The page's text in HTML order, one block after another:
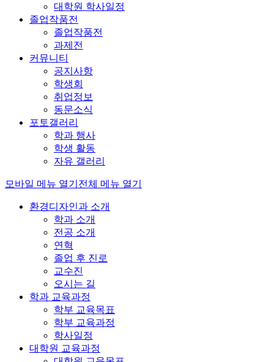
대학원 학사일정
졸업작품전
졸업작품전
과제전
커뮤니티
공지사항
학생회
취업정보
동문소식
포토갤러리
학과 행사
학생 활동
자유 갤러리
모바일 메뉴 열기 전체 메뉴 열기
환경디자인과 소개
학과 소개
전공 소개
연혁
졸업 후 진로
교수진
오시는 길
학과 교육과정
학부 교육목표
학부 교육과정
학사일정
대학원 교육과정